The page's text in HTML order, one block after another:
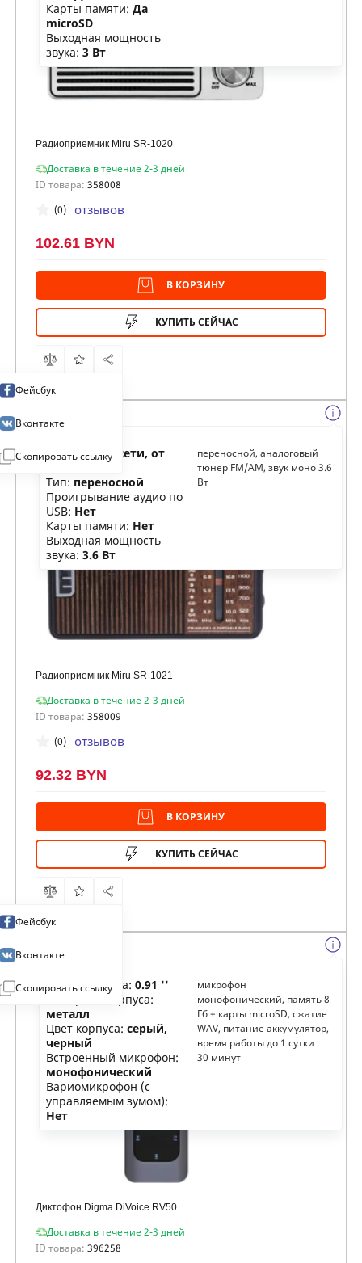
Радиоприемник Miru SR-1020
Доставка в течение 2-3 дней
ID товара: 358008
Карты памяти: Да
microSD
Выходная мощность
звука: 3 Вт
(0) отзывов
102.61 BYN
В КОРЗИНУ
КУПИТЬ СЕЙЧАС
Фейсбук
Вконтакте
Скопировать ссылку
Радиоприемник Miru SR-1021
Доставка в течение 2-3 дней
ID товара: 358009
Питание:от сети, от
Тип: переносной
Проигрывание аудио по
USB: Нет
Карты памяти: Нет
Выходная мощность
звука: 3.6 Вт
переносной, аналоговый
тюнер FM/AM, звук моно 3.6
Вт
(0) отзывов
92.32 BYN
В КОРЗИНУ
КУПИТЬ СЕЙЧАС
Фейсбук
Вконтакте
Скопировать ссылку
Диктофон Digma DiVoice RV50
Доставка в течение 2-3 дней
ID товара: 396258
Размер экрана: 0.91 ''
Материал корпуса:
металл
Цвет корпуса: серый,
черный
Встроенный микрофон:
монофонический
Вариомикрофон (с
управляемым зумом):
Нет
микрофон
монофонический, память 8
Гб + карты microSD, сжатие
WAV, питание аккумулятор,
время работы до 1 сутки
30 минут